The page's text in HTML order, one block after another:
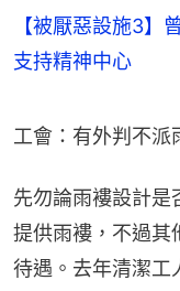
【被厭惡設施3
支持精神中心
工會：有外判不派
先勿論雨褸設計是
提供雨褸，不過其
待遇。去年清潔工